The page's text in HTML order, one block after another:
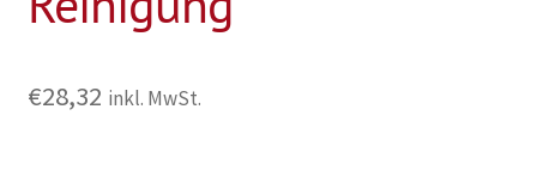
€28,32 inkl. MwSt.